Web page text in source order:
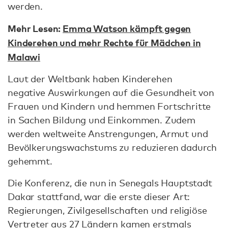
werden.
Mehr Lesen: Emma Watson kämpft gegen
Kinderehen und mehr Rechte für Mädchen in
Malawi
Laut der Weltbank haben Kinderehen
negative Auswirkungen auf die Gesundheit von
Frauen und Kindern und hemmen Fortschritte
in Sachen Bildung und Einkommen. Zudem
werden weltweite Anstrengungen, Armut und
Bevölkerungswachstums zu reduzieren dadurch
gehemmt.
Die Konferenz, die nun in Senegals Hauptstadt
Dakar stattfand, war die erste dieser Art:
Regierungen, Zivilgesellschaften und religiöse
Vertreter aus 27 Ländern kamen erstmals